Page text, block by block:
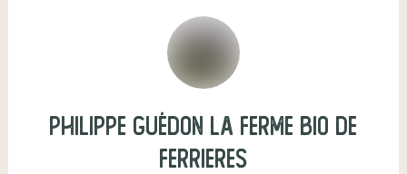
Philippe Guédon La Ferme Bio de
Ferrieres